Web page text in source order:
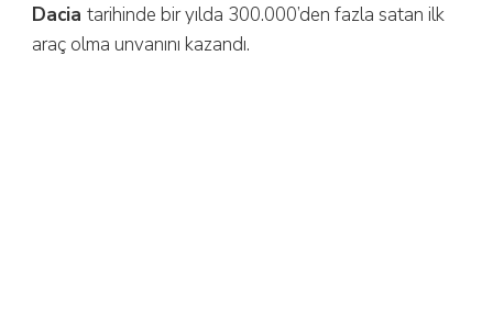
Daciatarihinde bir yılda 300.000’den fazla satan ilk
araç olma unvanını kazandı.